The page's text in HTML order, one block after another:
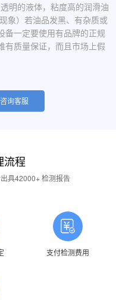
明的液体，粘度高的润滑油
象）若油品发黑、有杂质或
备一定要使用有品牌的正规
有质量保证，而且市场上假
使用中不应出现大量泡沫，
一个可能的原因是混油可能
水后造成的，是乳化现象，
已开封的油桶中。具体操作
温度条件下测定的粘度分
，因此润滑油的号数指其粘
咨询客服
流程
具42000+ 检测报告
支付检测费用